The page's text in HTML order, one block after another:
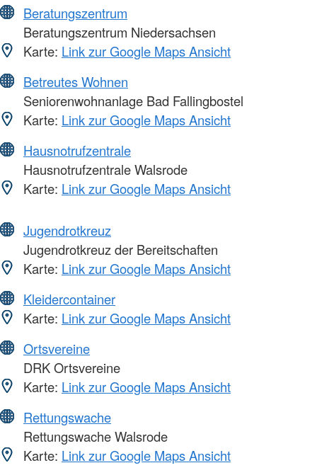
Beratungszentrum
Beratungszentrum Niedersachsen
Karte: Link zur Google Maps Ansicht
Betreutes Wohnen
Seniorenwohnanlage Bad Fallingbostel
Karte: Link zur Google Maps Ansicht
Hausnotrufzentrale
Hausnotrufzentrale Walsrode
Karte: Link zur Google Maps Ansicht
Jugendrotkreuz
Jugendrotkreuz der Bereitschaften
Karte: Link zur Google Maps Ansicht
Kleidercontainer
Karte: Link zur Google Maps Ansicht
Ortsvereine
DRK Ortsvereine
Karte: Link zur Google Maps Ansicht
Rettungswache
Rettungswache Walsrode
Karte: Link zur Google Maps Ansicht